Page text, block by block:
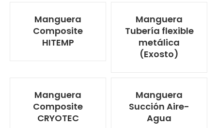
Manguera
Composite
HITEMP
Manguera
Tubería flexible
metálica
(Exosto)
Manguera
Composite
CRYOTEC
Manguera
Succión Aire-
Agua